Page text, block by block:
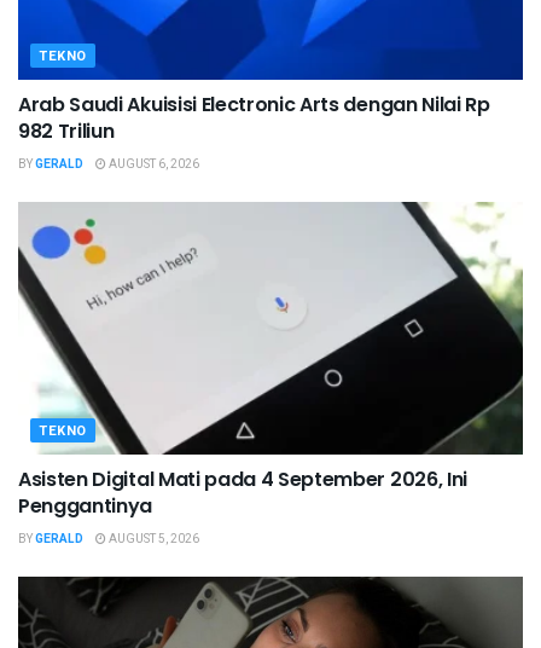
TEKNO
Arab Saudi Akuisisi Electronic Arts dengan Nilai Rp
982 Triliun
BYGERALD AUGUST 6, 2026
TEKNO
Asisten Digital Mati pada 4 September 2026, Ini
Penggantinya
BYGERALD AUGUST 5, 2026